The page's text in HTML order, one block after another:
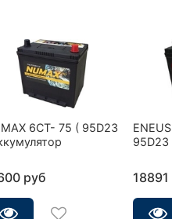
6CT- 75 ( 95D23
руб
95D23